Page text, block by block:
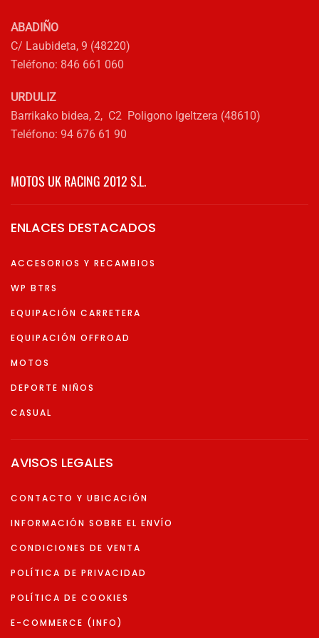
ABADIÑO
C/ Laubideta, 9 (48220)
Teléfono: 846 661 060
URDULIZ
Barrikako bidea, 2, C2 Poligono Igeltzera (48610)
Teléfono: 94 676 61 90
MOTOS UK RACING 2012 S.L.
ENLACES DESTACADOS
ACCESORIOS Y RECAMBIOS
WP BTRS
EQUIPACIÓN CARRETERA
EQUIPACIÓN OFFROAD
MOTOS
DEPORTE NIÑOS
CASUAL
AVISOS LEGALES
CONTACTO Y UBICACIÓN
INFORMACIÓN SOBRE EL ENVÍO
CONDICIONES DE VENTA
POLÍTICA DE PRIVACIDAD
POLÍTICA DE COOKIES
E-COMMERCE (INFO)